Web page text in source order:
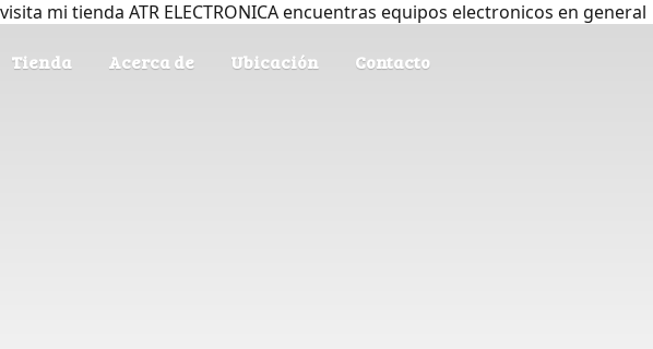
visita mi tienda ATR ELECTRONICA encuentras equipos electronicos en general
Tienda Acerca de Ubicación Contacto